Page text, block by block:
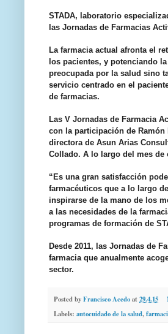
STADA, laboratorio
las Jornadas de Farmacias
La farmacia actual afronta el
los pacientes, y potenciando
preocupada por la salud sino
servicio centrado en el
de farmacias.
Las V Jornadas de Farmacia
con la participación de Ramón
directora de Asun Arias
Collado. A lo largo del mes de
“Es una gran satisfacción
farmacéuticos que a lo largo
inspirarse de la mano de los
a las necesidades de la
programas de formación de
Desde 2011, las Jornadas de
farmacia que anualmente
sector.
Posted byFrancisco Acedoat 29.4.15
Labels: autocuidado de la salud,